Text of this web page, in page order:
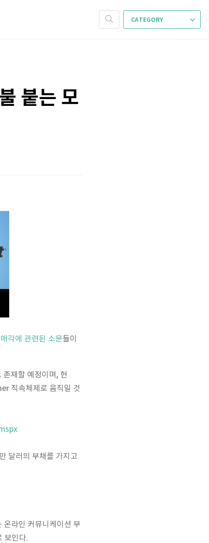
CATEGORY
붙는 모
각에 관련된 소문들이
재할 예정이며, 현
직속체제로 움직일 것
달러의 부채를 가지고
라인 커뮤니케이션 부
보인다.